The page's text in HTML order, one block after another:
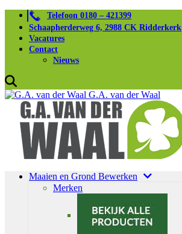
Telefoon 0180 – 421399
Schaapherderweg 6, 2988 CK Ridderkerk
Vacatures
Contact
Nieuws
G.A. van der Waal
Maaien en Grond Bewerken
Merken